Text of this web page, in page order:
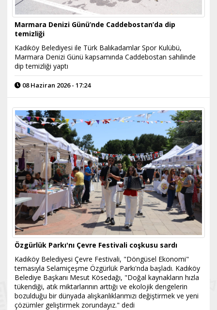
Marmara Denizi Günü’nde Caddebostan’da dip
temizliği
Kadıköy Belediyesi ile Türk Balıkadamlar Spor Kulübü,
Marmara Denizi Günü kapsamında Caddebostan sahilinde
dip temizliği yaptı
08 Haziran 2026 - 17:24
Özgürlük Parkı'nı Çevre Festivali coşkusu sardı
Kadıköy Belediyesi Çevre Festivali, "Döngüsel Ekonomi"
temasıyla Selamiçeşme Özgürlük Parkı'nda başladı. Kadıköy
Belediye Başkanı Mesut Kösedağı, "Doğal kaynakların hızla
tükendiği, atık miktarlarının arttığı ve ekolojik dengelerin
bozulduğu bir dünyada alışkanlıklarımızı değiştirmek ve yeni
çözümler geliştirmek zorundayız." dedi